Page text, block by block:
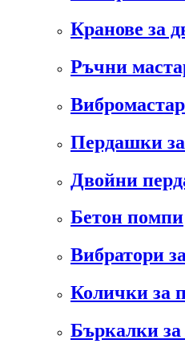
Кранове за
Ръчни
Пердашки
Двойни
Бетон помпи
Вибратори
Колички за
Бъркалки за